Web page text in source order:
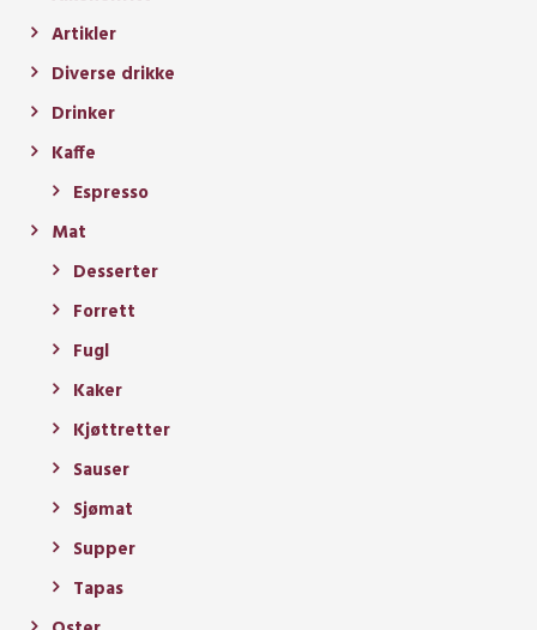
Artikler
Diverse drikke
Drinker
Kaffe
Espresso
Mat
Desserter
Forrett
Fugl
Kaker
Kjøttretter
Sauser
Sjømat
Supper
Tapas